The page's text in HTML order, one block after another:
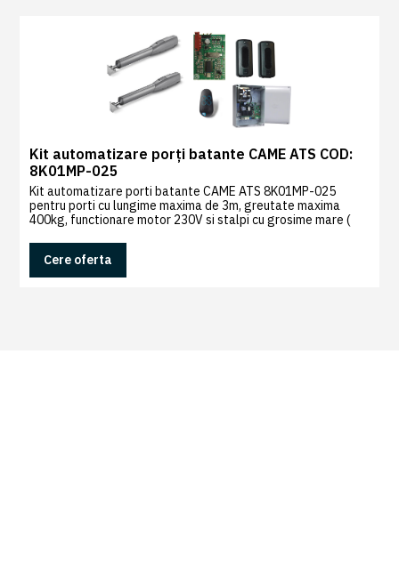
Kit automatizare porți batante CAME ATS COD:
8K01MP-025
Kit automatizare porti batante CAME ATS 8K01MP-025
pentru porti cu lungime maxima de 3m, greutate maxima
400kg, functionare motor 230V si stalpi cu grosime mare (
Cere oferta